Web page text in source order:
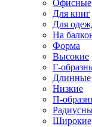
Офисные
Для книг
Для
На
Форма
Высокие
Г-
Длинные
Низкие
П-
Широкие